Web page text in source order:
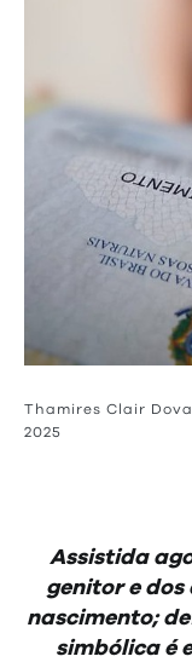
Thamires Clair
2025
Assistida
genitor e
nascimento;
simbólica é